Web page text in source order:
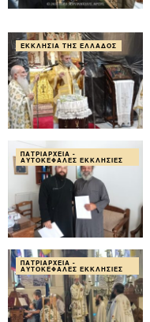
ΕΚΚΛΗΣΊΑ ΤΗΣ ΕΛΛΆΔΟΣ
ΠΑΤΡΙΑΡΧΕΊΑ -
ΑΥΤΟΚΈΦΑΛΕΣ ΕΚΚΛΗΣΊΕΣ
ΠΑΤΡΙΑΡΧΕΊΑ -
ΑΥΤΟΚΈΦΑΛΕΣ ΕΚΚΛΗΣΊΕΣ